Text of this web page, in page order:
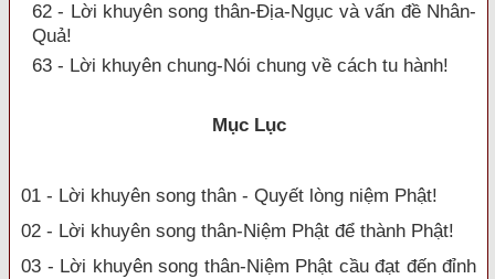
62 - Lời khuyên song thân-Địa-Ngục và vấn đề Nhân-
Quả!
63 - Lời khuyên chung-Nói chung về cách tu hành!
Mục Lục
01 - Lời khuyên song thân - Quyết lòng niệm Phật!
02 - Lời khuyên song thân-Niệm Phật để thành Phật!
03 - Lời khuyên song thân-Niệm Phật cầu đạt đến đỉnh